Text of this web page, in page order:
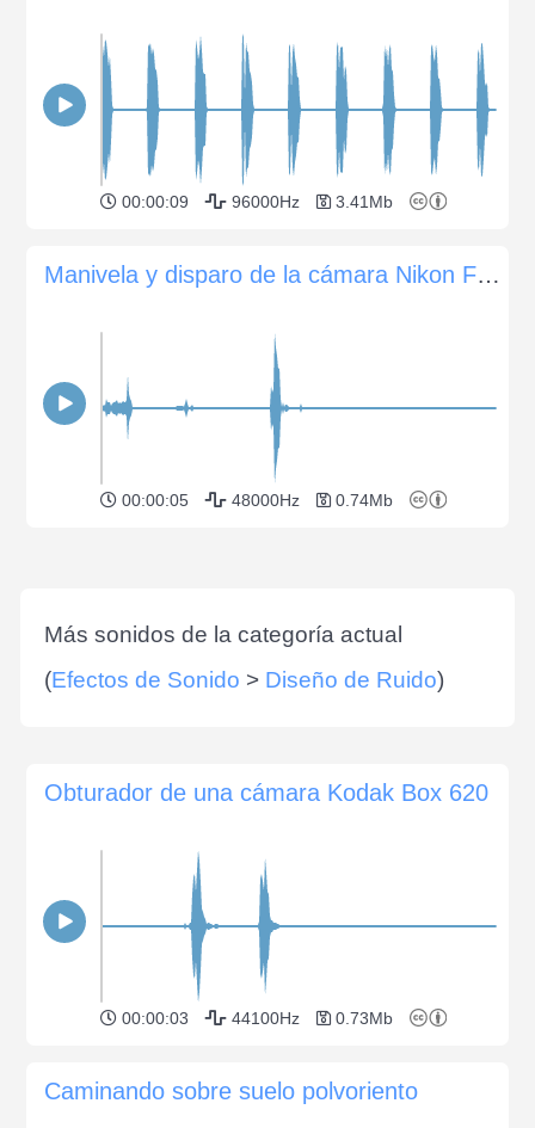
00:00:09 96000Hz 3.41Mb
Manivela y disparo de la cámara Nikon FM SLR
00:00:05 48000Hz 0.74Mb
Más sonidos de la categoría actual
(Efectos de Sonido > Diseño de Ruido)
Obturador de una cámara Kodak Box 620
00:00:03 44100Hz 0.73Mb
Caminando sobre suelo polvoriento